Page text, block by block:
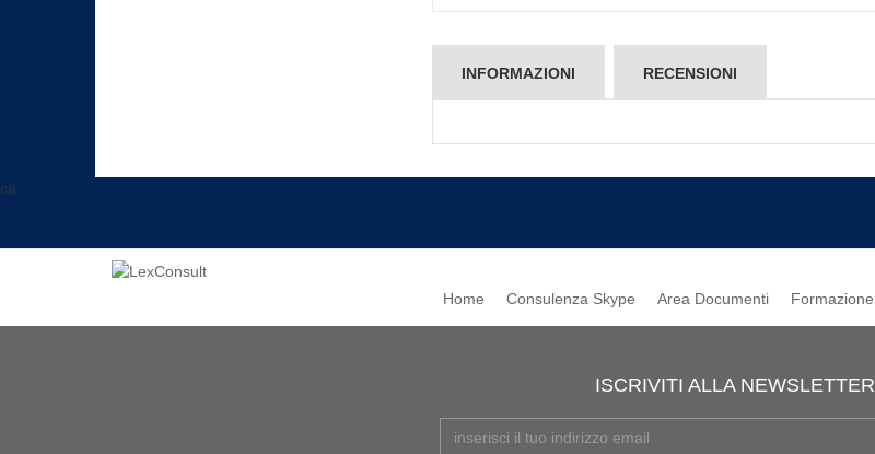
INFORMAZIONI RECENSIONI
ca
Home Consulenza Skype Area Documenti Formazione
ISCRIVITI ALLA NEWSLETTER